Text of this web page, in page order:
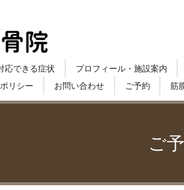
応できる症状 プロフィール・施設案内
リシー お問い合わせ ご予約 筋
ご